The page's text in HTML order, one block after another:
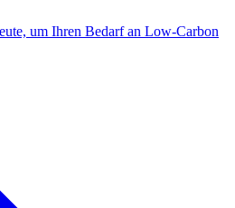
um Ihren Bedarf an Low-Carbon